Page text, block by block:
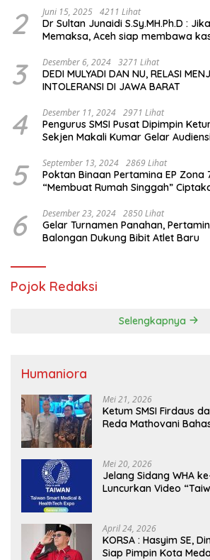
2 Juni 15, 2025 4211 Lihat
Dr Sultan Junaidi S.Sy.MH.Ph.D :
Memaksa, Aceh siap membawa
3 Desember 6, 2024 3271 Lihat
DEDI MULYADI DAN NU, RELASI
INTOLERANSI DI JAWA BARAT
4 Desember 11, 2024 2971 Lihat
Pengurus SMSI Pusat Dipimpin
Sekjen Makali Kumar Gelar
5 September 13, 2024 2869 Lihat
Poktan Binaan Pertamina EP Zona
“Membuat Rumah Singgah”
6 Desember 23, 2024 2850 Lihat
Gelar Turnamen Panahan,
Balongan Dukung Bibit Atlet Baru
Pojok Redaksi
Selengkapnya
Humaniora
Mei 21, 2026
Ketum SMSI Firdaus
Reda Mathovani
MBG, Perkuat
Pemerintah
Mei 20, 2026
Jelang Sidang WHA
Luncurkan Video
April 24, 2026
KORSA : Hasyim SE,
Siap Pimpin Kota